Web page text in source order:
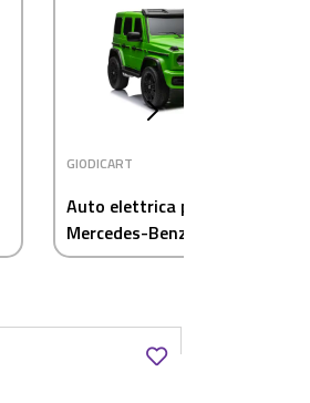
GIODICART
Auto elettrica per bambini
Mercedes-Benz G63 con
telecomando 2,4 Ghz Verde